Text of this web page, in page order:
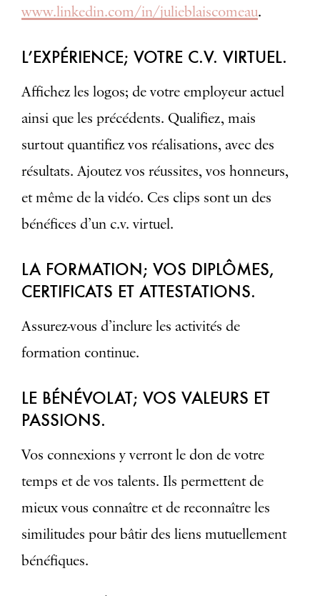
www.linkedin.com/in/julieblaiscomeau.
L’EXPÉRIENCE; VOTRE C.V. VIRTUEL.
Affichez les logos; de votre employeur actuel
ainsi que les précédents. Qualifiez, mais
surtout quantifiez vos réalisations, avec des
résultats. Ajoutez vos réussites, vos honneurs,
et même de la vidéo. Ces clips sont un des
bénéfices d’un c.v. virtuel.
LA FORMATION; VOS DIPLÔMES,
CERTIFICATS ET ATTESTATIONS.
Assurez-vous d’inclure les activités de
formation continue.
LE BÉNÉVOLAT; VOS VALEURS ET
PASSIONS.
Vos connexions y verront le don de votre
temps et de vos talents. Ils permettent de
mieux vous connaître et de reconnaître les
similitudes pour bâtir des liens mutuellement
bénéfiques.